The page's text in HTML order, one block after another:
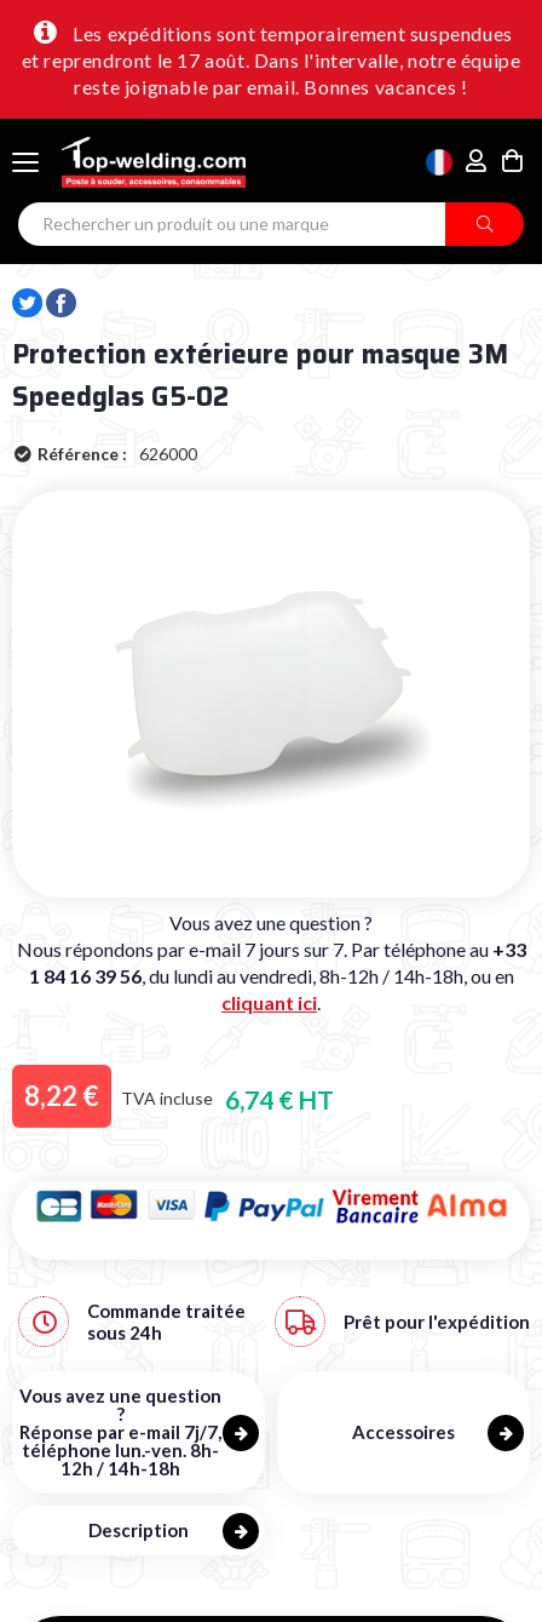
Les expéditions sont temporairement suspendues
et reprendront le 17 août. Dans l'intervalle, notre équipe
reste joignable par email. Bonnes vacances !
Protection extérieure pour masque 3M
Speedglas G5-02
Référence : 626000
Vous avez une question ?
Nous répondons par e-mail 7 jours sur 7. Par téléphone au +33
1 84 16 39 56, du lundi au vendredi, 8h-12h / 14h-18h, ou en
cliquant ici.
8,22 € TVA incluse 6,74 € HT
Commande traitée
sous 24h Prêt pour l'expédition
Vous avez une question
?
Réponse par e-mail 7j/7,
téléphone lun.-ven. 8h-
12h / 14h-18h
Accessoires
Description